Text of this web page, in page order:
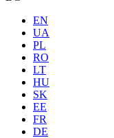
EN
UA
PL
RO
LT
HU
SK
EE
FR
DE